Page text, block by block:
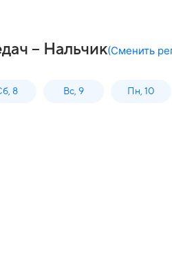
– Нальчик(Сменить
8 Вс, 9 Пн, 10